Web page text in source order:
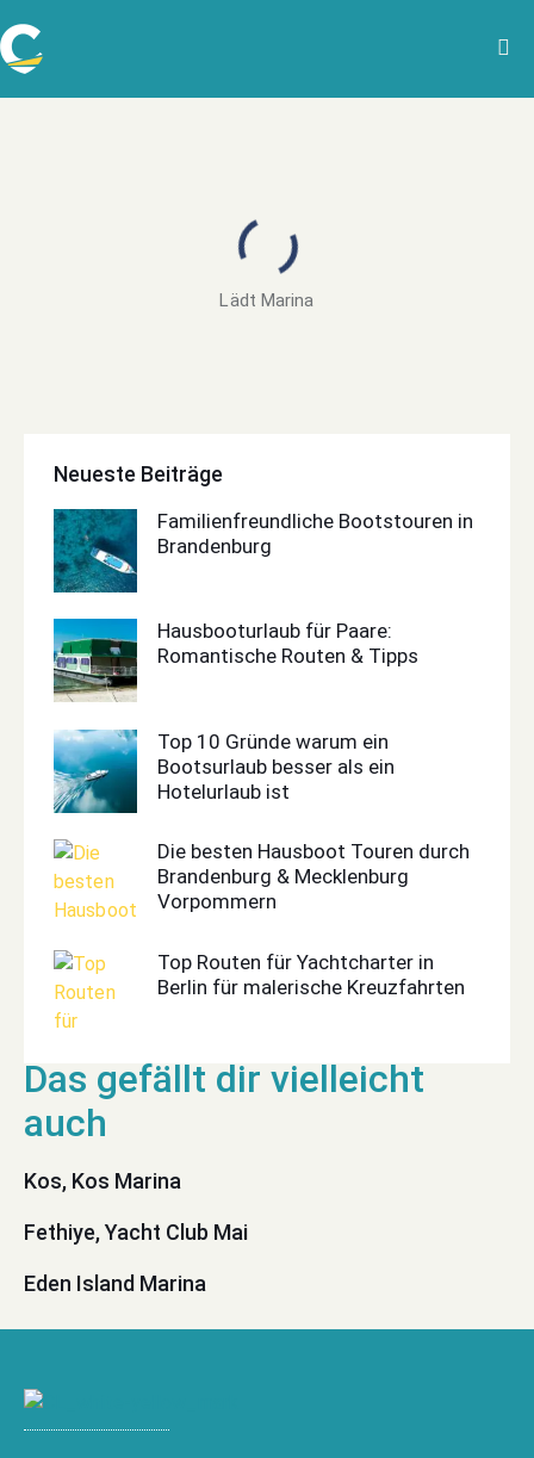
Lädt Marina
Neueste Beiträge
Familienfreundliche Bootstouren in
Brandenburg
Hausbooturlaub für Paare:
Romantische Routen & Tipps
Top 10 Gründe warum ein
Bootsurlaub besser als ein
Hotelurlaub ist
Die besten Hausboot Touren durch
Brandenburg & Mecklenburg
Vorpommern
Top Routen für Yachtcharter in
Berlin für malerische Kreuzfahrten
Kos, Kos Marina
Fethiye, Yacht Club Mai
Eden Island Marina